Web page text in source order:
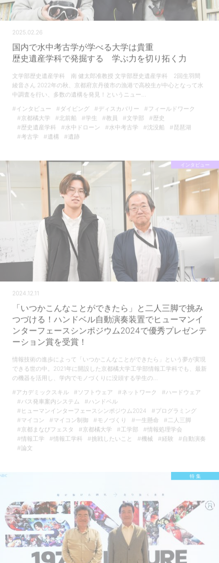
2025.02.26
国内で水中考古学が学べる大学は貴重
歴史遺産学科で発掘する 学ぶ力を切り拓く力
文学部歴史遺産学科 南 健太郎准教授 文学部歴史遺産学科 2回生羽間
綾音さん 2022年の秋、京都府京丹後市の漁港で高校生が中心となって水
中調査を行い、多数の遺構を発見！というニュー…
#インタビュー
#ダイビング #ディスカバリー
#フィールドワーク
#京都橘大学
#北前船 #学生 #教員 #文学部
#歴史
#歴史遺産学科
#水中ドローン #水中考古学 #沈没船
#琵琶湖
#考古学
#遺構 #遺跡
インタビュー
2024.12.11
「いつかこんなことができたら」と二人三脚で挑み
つづける！ハンドベル自動演奏装置でヒューマンイ
ンターフェースシンポジウム2024で優秀プレゼンテ
ーション賞を受賞！
情報技術の進歩によって「いつかこんなことができたら」という夢が実現
できる世の中。2021年に開設した京都橘大学工学部情報工学科でも、最新
の機器を活用し、学内でモノづくりに没頭する学生の…
#アカデミックスキル
#ソフトウェア #ネットワーク
#ハードウェア
#バス発車案内システム
#ハンドベル
#ヒューマンインターフェースシンポジウム2024
#プログラミング
#マイコン
#マイコン制御 #モノづくり #一生懸命
#二人三脚
#京都まなびフェスタ
#京都橘大学 #工学部
#情報処理学会
#情報工学
#情報工学科 #挑戦したいこと #機械 #経験
#自動演奏
#論文
特 集